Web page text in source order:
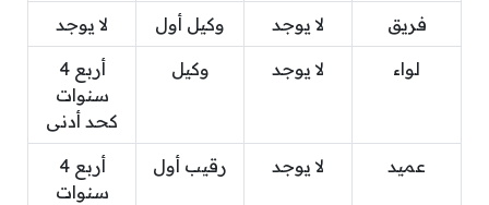
فريق لا يوجد وكيل أول لا يوجد
لواء لا يوجد وكيل
أربع 4
سنوات
كحد أدنى
عميد لا يوجد رقيب أول
أربع 4
سنوات